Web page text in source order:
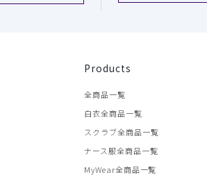
Products
全商品一覧
白衣全商品一覧
スクラブ全商品一覧
ナース服全商品一覧
MyWear全商品一覧